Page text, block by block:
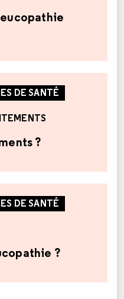
DE SANTÉ
?
DE SANTÉ
?